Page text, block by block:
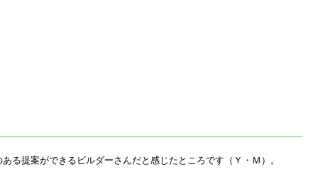
る提案ができるビルダーさんだと感じたところです（Ｙ・Ｍ）。